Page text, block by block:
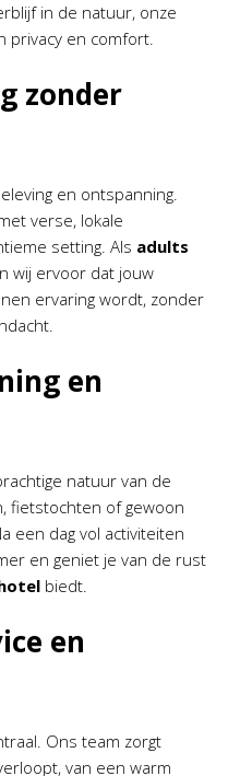
in de natuur, onze
privacy en comfort.
zonder
en ontspanning.
verse, lokale
setting. Als adults
wij ervoor dat jouw
ervaring wordt, zonder
en
natuur van de
fietstochten of gewoon
een dag vol activiteiten
en geniet je van de rust
biedt.
en
Ons team zorgt
van een warm